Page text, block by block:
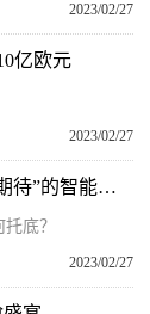
2023/02/27
亿欧元
2023/02/27
全球速读：3年垮了18家新势力，全是“敬请期待”的智能化如何托底？
底？
2023/02/27